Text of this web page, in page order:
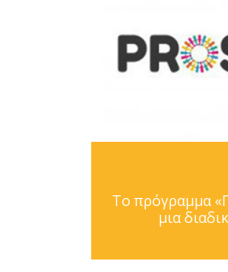
Το πρόγραμμα
μια